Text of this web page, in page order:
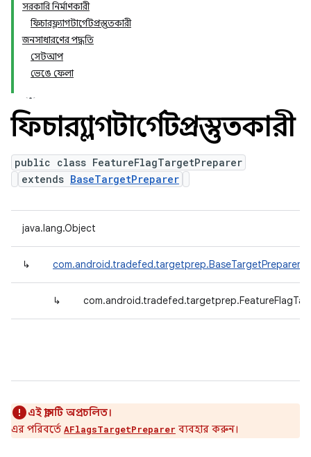
সরকারি নির্মাণকারী
ফিচারফ্ল্যাগটার্গেটপ্রস্তুতকারী
জনসাধারণের পদ্ধতি
সেটআপ
ভেঙে ফেলা
ফিচারফ্ল্যাগটার্গেটপ্রস্তুতকারী
public class FeatureFlagTargetPreparer
extends BaseTargetPreparer
java.lang.Object
↳ com.android.tradefed.targetprep.BaseTargetPreparer
↳
এই ক্লাসটি অপ্রচলিত।
এর পরিবর্তে AFlagsTargetPreparer ব্যবহার করুন।